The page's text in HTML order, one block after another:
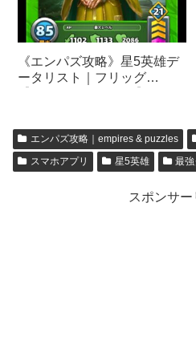
《エンパズ攻略》星5英雄デ
ータリスト｜フリッグ
エンパズ攻略｜empires & puzzles
スマホアプリ
星5英雄 最
スポンサー